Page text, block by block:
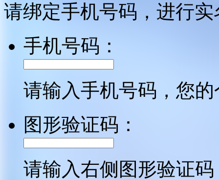
请绑定手机号码，进行
手机号码：
请输入手机号码，您
图形验证码：
请输入右侧图形验证码